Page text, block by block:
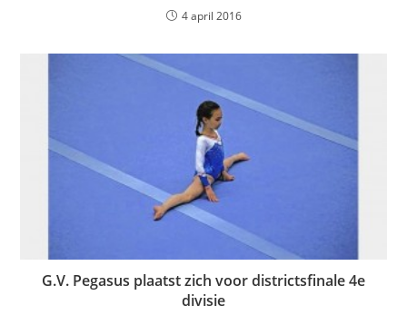
4 april 2016
G.V. Pegasus plaatst zich voor districtsfinale 4e
divisie